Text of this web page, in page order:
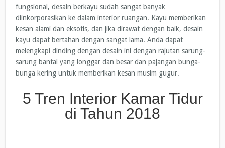
fungsional, desain berkayu sudah sangat banyak
diinkorporasikan ke dalam interior ruangan. Kayu memberikan
kesan alami dan eksotis, dan jika dirawat dengan baik, desain
kayu dapat bertahan dengan sangat lama. Anda dapat
melengkapi dinding dengan desain ini dengan rajutan sarung-
sarung bantal yang longgar dan besar dan pajangan bunga-
bunga kering untuk memberikan kesan musim gugur.
5 Tren Interior Kamar Tidur
di Tahun 2018